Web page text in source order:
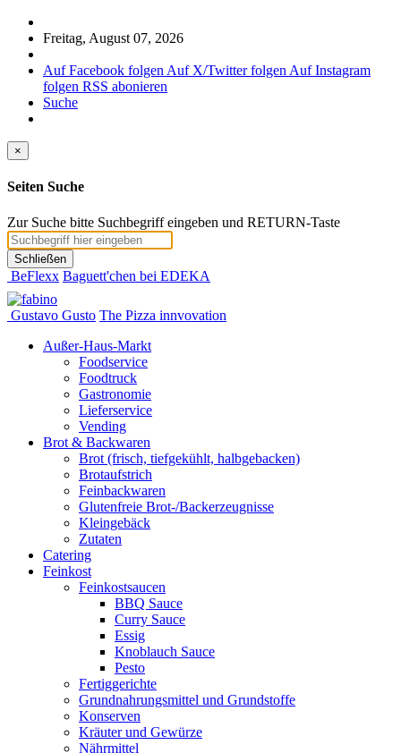
Freitag, August 07, 2026
Auf Facebook folgen Auf X/Twitter folgen Auf Instagram
folgen RSS abonieren
Suche
×
Seiten Suche
Zur Suche bitte Suchbegriff eingeben und RETURN-Taste
Schließen
BeFlexx Baguett'chen bei EDEKA
Gustavo Gusto The Pizza innvovation
Außer-Haus-Markt
Foodservice
Foodtruck
Gastronomie
Lieferservice
Vending
Brot & Backwaren
Brot (frisch, tiefgekühlt, halbgebacken)
Brotaufstrich
Feinbackwaren
Glutenfreie Brot-/Backerzeugnisse
Kleingebäck
Zutaten
Catering
Feinkost
Feinkostsaucen
BBQ Sauce
Curry Sauce
Essig
Knoblauch Sauce
Pesto
Fertiggerichte
Grundnahrungsmittel und Grundstoffe
Konserven
Kräuter und Gewürze
Nährmittel